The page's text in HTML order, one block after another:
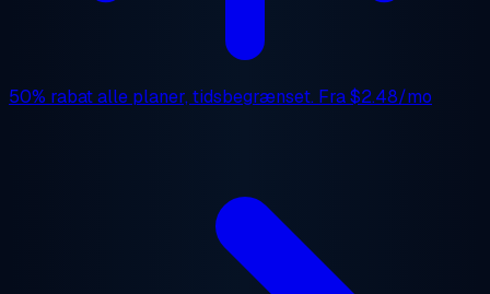
50% rabatalle planer, tidsbegrænset. Fra$2.48/mo